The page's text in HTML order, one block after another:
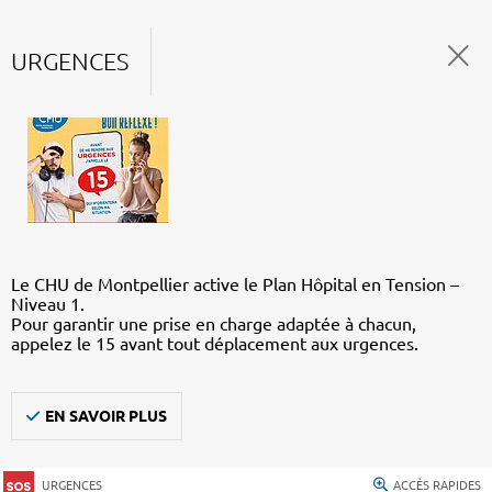
URGENCES
Le CHU de Montpellier active le Plan Hôpital en Tension –
Niveau 1.
Pour garantir une prise en charge adaptée à chacun,
appelez le 15 avant tout déplacement aux urgences.
EN SAVOIR PLUS
URGENCES ACCÈS RAPIDES